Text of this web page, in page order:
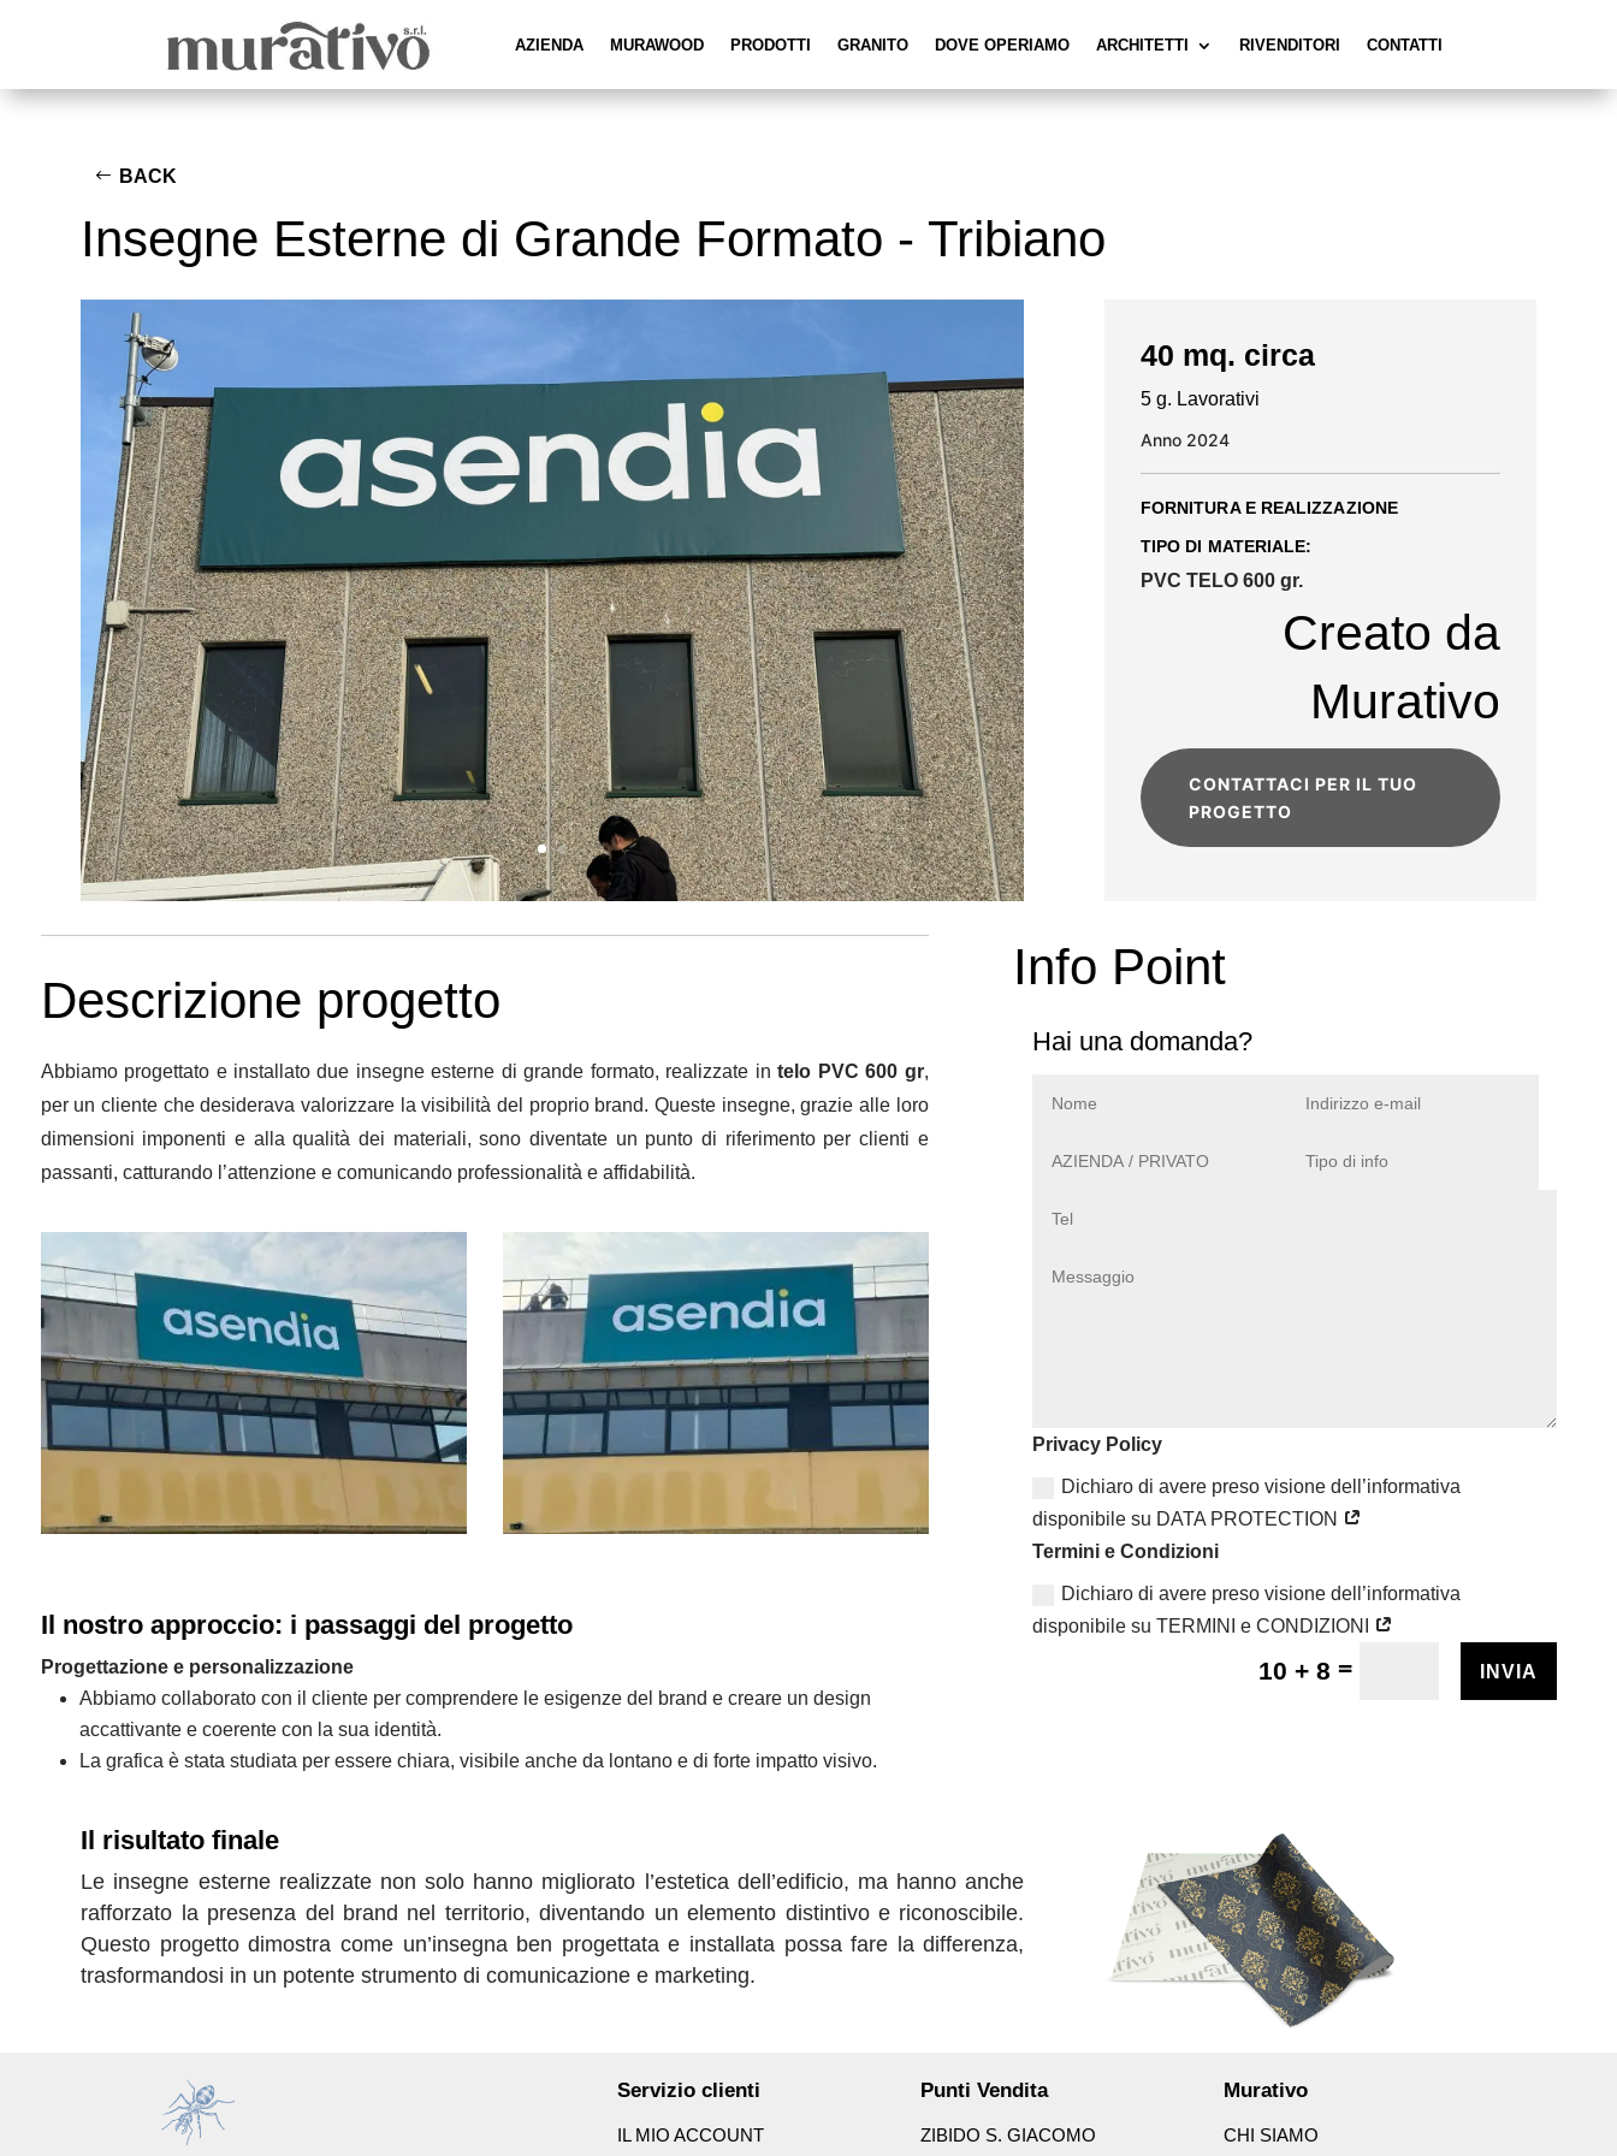
AZIENDA MURAWOOD PRODOTTI GRANITO DOVE OPERIAMO ARCHITETTI RIVENDITORI CONTATTI
BACK
Insegne Esterne di Grande Formato - Tribiano
40 mq. circa
5 g. Lavorativi
Anno 2024
FORNITURA E REALIZZAZIONE
TIPO DI MATERIALE:
PVC TELO 600 gr.
Creato da
Murativo
CONTATTACI PER IL TUO
PROGETTO
Descrizione progetto
Abbiamo progettato e installato due insegne esterne di grande formato, realizzate intelo PVC 600 gr,
per un cliente che desiderava valorizzare la visibilità del proprio brand. Queste insegne, grazie alle loro
dimensioni imponenti e alla qualità dei materiali, sono diventate un punto di riferimento per clienti e
passanti, catturando l’attenzione e comunicando professionalità e affidabilità.
Il nostro approccio: i passaggi del progetto
Progettazione e personalizzazione
Abbiamo collaborato con il cliente per comprendere le esigenze del brand e creare un design
accattivante e coerente con la sua identità.
La grafica è stata studiata per essere chiara, visibile anche da lontano e di forte impatto visivo.
Info Point
Hai una domanda?
Privacy Policy
Dichiaro di avere preso visione dell’informativa
disponibile su DATA PROTECTION
Termini e Condizioni
Dichiaro di avere preso visione dell’informativa
disponibile su TERMINI e CONDIZIONI
10 + 8 = INVIA
Il risultato finale
Le insegne esterne realizzate non solo hanno migliorato l’estetica dell’edificio, ma hanno anche
rafforzato la presenza del brand nel territorio, diventando un elemento distintivo e riconoscibile.
Questo progetto dimostra come un’insegna ben progettata e installata possa fare la differenza,
trasformandosi in un potente strumento di comunicazione e marketing.
Servizio clienti
IL MIO ACCOUNT
Punti Vendita
ZIBIDO S. GIACOMO
Murativo
CHI SIAMO